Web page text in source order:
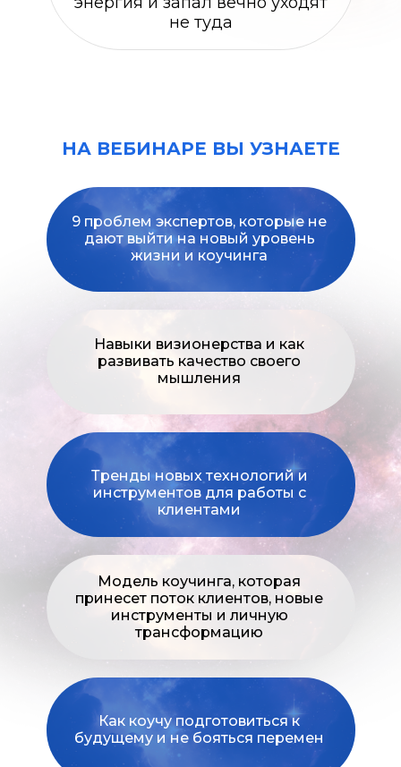
не туда
НА ВЕБИНАРЕ ВЫ УЗНАЕТЕ
9 проблем экспертов, которые не
дают выйти на новый уровень
жизни и коучинга
Модель коучинга, которая
принесет поток клиентов, новые
инструменты и личную
трансформацию
Тренды новых технологий и
инструментов для работы с
клиентами
Навыки визионерства и как
развивать качество своего
мышления
Как коучу подготовиться к
будущему и не бояться перемен